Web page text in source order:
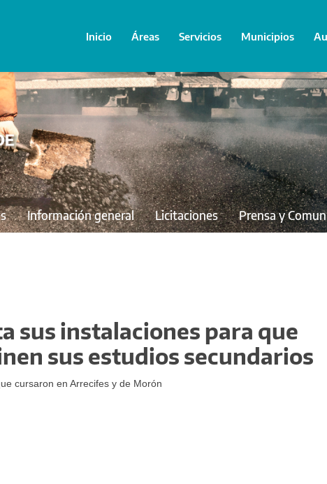
Inicio Áreas Servicios Municipios
Información general Licitaciones Prensa y
sus instalaciones para que
sus estudios secundarios
cursaron en Arrecifes y de Morón